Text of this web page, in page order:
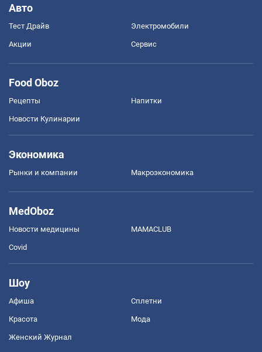
Авто
Тест Драйв Электромобили
Акции Сервис
Food Oboz
Рецепты Напитки
Новости Кулинарии
Экономика
Рынки и компании Mакроэкономика
MedOboz
Новости медицины MAMACLUB
Covid
Шоу
Афиша Сплетни
Красота Мода
Женский Журнал